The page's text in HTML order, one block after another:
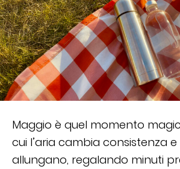
Maggio è quel momento
cui l’aria cambia consistenza
allungano, regalando minuti